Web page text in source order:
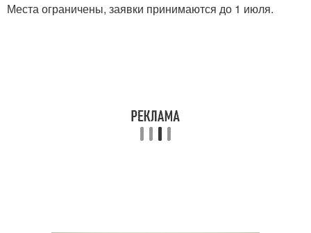
Места ограничены, заявки принимаются до 1 июля.